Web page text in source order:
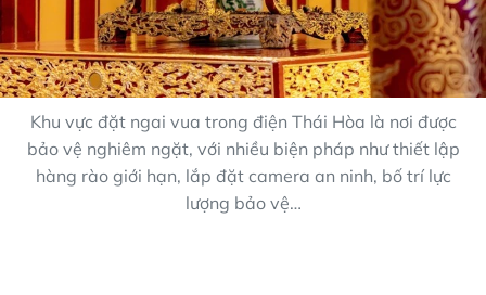
Khu vực đặt ngai vua trong điện Thái Hòa là nơi được
bảo vệ nghiêm ngặt, với nhiều biện pháp như thiết lập
hàng rào giới hạn, lắp đặt camera an ninh, bố trí lực
lượng bảo vệ…